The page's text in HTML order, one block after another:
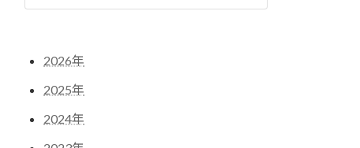
2026年
2025年
2024年